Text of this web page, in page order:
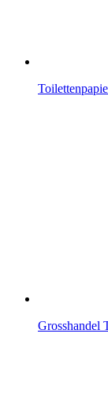
Grosshandel